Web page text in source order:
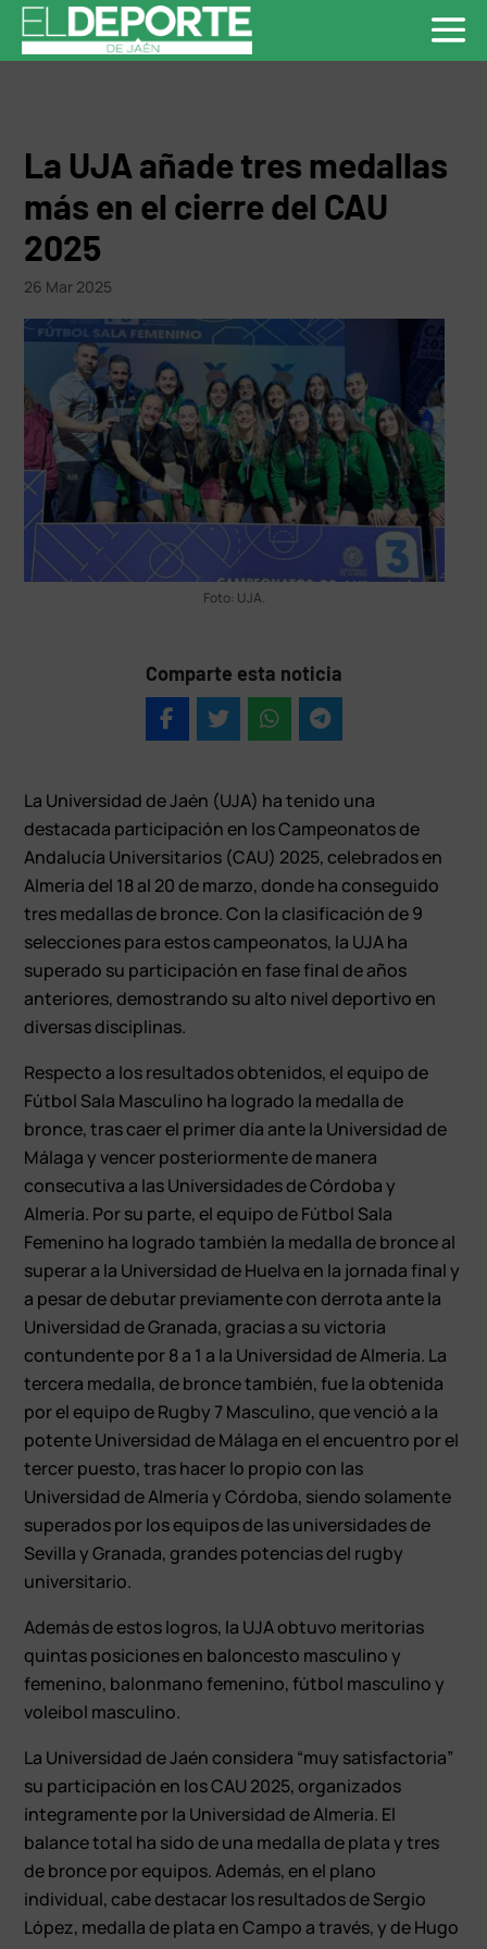
La UJA añade tres medallas
más en el cierre del CAU
2025
26 Mar 2025
Foto: UJA.
Comparte esta noticia
La Universidad de Jaén (UJA) ha tenido una
destacada participación en los Campeonatos de
Andalucía Universitarios (CAU) 2025, celebrados en
Almería del 18 al 20 de marzo, donde ha conseguido
tres medallas de bronce. Con la clasificación de 9
selecciones para estos campeonatos, la UJA ha
superado su participación en fase final de años
anteriores, demostrando su alto nivel deportivo en
diversas disciplinas.
Respecto a los resultados obtenidos, el equipo de
Fútbol Sala Masculino ha logrado la medalla de
bronce, tras caer el primer día ante la Universidad de
Málaga y vencer posteriormente de manera
consecutiva a las Universidades de Córdoba y
Almería. Por su parte, el equipo de Fútbol Sala
Femenino ha logrado también la medalla de bronce al
superar a la Universidad de Huelva en la jornada final y
a pesar de debutar previamente con derrota ante la
Universidad de Granada, gracias a su victoria
contundente por 8 a 1 a la Universidad de Almería. La
tercera medalla, de bronce también, fue la obtenida
por el equipo de Rugby 7 Masculino, que venció a la
potente Universidad de Málaga en el encuentro por el
tercer puesto, tras hacer lo propio con las
Universidad de Almería y Córdoba, siendo solamente
superados por los equipos de las universidades de
Sevilla y Granada, grandes potencias del rugby
universitario.
Además de estos logros, la UJA obtuvo meritorias
quintas posiciones en baloncesto masculino y
femenino, balonmano femenino, fútbol masculino y
voleibol masculino.
La Universidad de Jaén considera “muy satisfactoria”
su participación en los CAU 2025, organizados
íntegramente por la Universidad de Almería. El
balance total ha sido de una medalla de plata y tres
de bronce por equipos. Además, en el plano
individual, cabe destacar los resultados de Sergio
López, medalla de plata en Campo a través, y de Hugo